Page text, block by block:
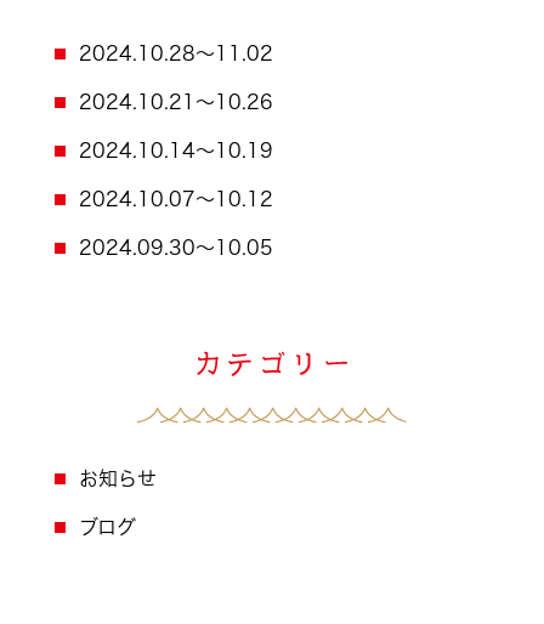
2024.10.28～11.02
2024.10.21～10.26
2024.10.14～10.19
2024.10.07～10.12
2024.09.30～10.05
お知らせ
ブログ